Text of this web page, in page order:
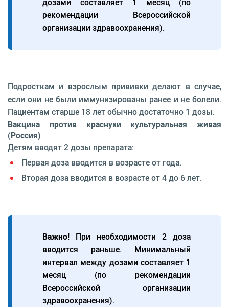
рекомендации Всероссийской
организации здравоохранения).
Подросткам и взрослым прививки делают в случае,
если они не были иммунизированы ранее и не болели.
Пациентам старше 18 лет обычно достаточно 1 дозы.
Вакцина против краснухи культуральная живая
(Россия)
Детям вводят 2 дозы препарата:
Первая доза вводится в возрасте от года.
Вторая доза вводится в возрасте от 4 до 6 лет.
Важно! При необходимости 2 доза
вводится раньше. Минимальный
интервал между дозами составляет 1
месяц (по рекомендации
Всероссийской организации
здравоохранения).